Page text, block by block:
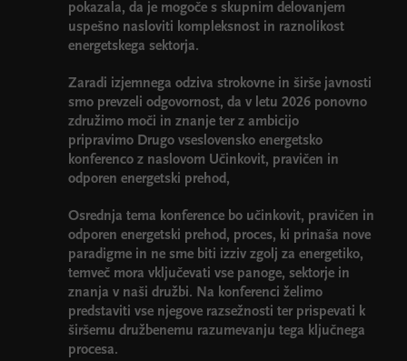
pokazala, da je mogoče s skupnim delovanjem
uspešno nasloviti kompleksnost in raznolikost
energetskega sektorja.
Zaradi izjemnega odziva strokovne in širše javnosti
smo prevzeli odgovornost, da v letu 2026 ponovno
združimo moči in znanje ter z ambicijo
pripravimo Drugo vseslovensko energetsko
konferenco z naslovom Učinkovit, pravičen in
odporen energetski prehod,
Osrednja tema konference bo učinkovit, pravičen in
odporen energetski prehod, proces, ki prinaša nove
paradigme in ne sme biti izziv zgolj za energetiko,
temveč mora vključevati vse panoge, sektorje in
znanja v naši družbi. Na konferenci želimo
predstaviti vse njegove razsežnosti ter prispevati k
širšemu družbenemu razumevanju tega ključnega
procesa.